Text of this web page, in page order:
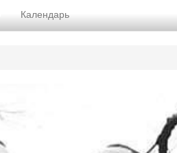
Календарь